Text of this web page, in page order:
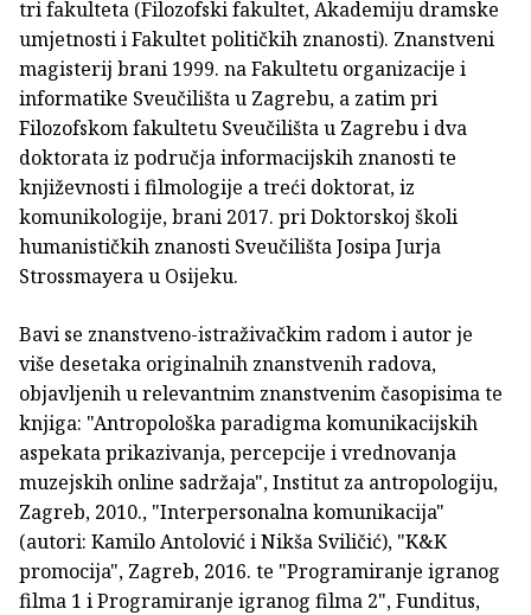
tri fakulteta (Filozofski fakultet, Akademiju dramske
umjetnosti i Fakultet političkih znanosti). Znanstveni
magisterij brani 1999. na Fakultetu organizacije i
informatike Sveučilišta u Zagrebu, a zatim pri
Filozofskom fakultetu Sveučilišta u Zagrebu i dva
doktorata iz područja informacijskih znanosti te
književnosti i filmologije a treći doktorat, iz
komunikologije, brani 2017. pri Doktorskoj školi
humanističkih znanosti Sveučilišta Josipa Jurja
Strossmayera u Osijeku.
Bavi se znanstveno-istraživačkim radom i autor je
više desetaka originalnih znanstvenih radova,
objavljenih u relevantnim znanstvenim časopisima te
knjiga: "Antropološka paradigma komunikacijskih
aspekata prikazivanja, percepcije i vrednovanja
muzejskih online sadržaja", Institut za antropologiju,
Zagreb, 2010., "Interpersonalna komunikacija"
(autori: Kamilo Antolović i Nikša Sviličić), "K&K
promocija", Zagreb, 2016. te "Programiranje igranog
filma 1 i Programiranje igranog filma 2", Funditus,